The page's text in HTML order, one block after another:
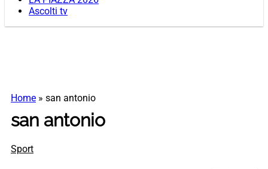
Ascolti tv
Home » san antonio
san antonio
Sport